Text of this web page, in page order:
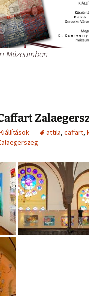
Múzeumban
Kiállítások attila, caffart,